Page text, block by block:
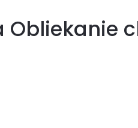
Obliekanie